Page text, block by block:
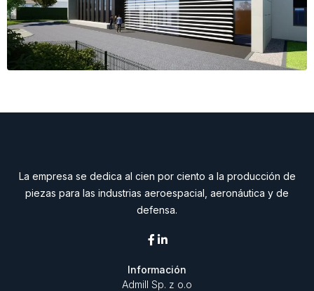
La empresa se dedica al cien por ciento a la producción de
piezas para las industrias aeroespacial, aeronáutica y de
defensa.
Información
Admill Sp. z o.o